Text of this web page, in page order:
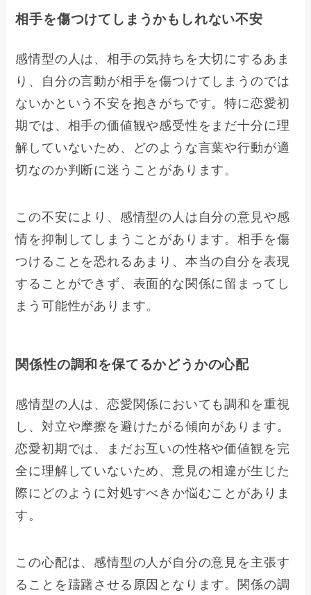
相手を傷つけてしまうかもしれない不安
感情型の人は、相手の気持ちを大切にするあま
り、自分の言動が相手を傷つけてしまうのでは
ないかという不安を抱きがちです。特に恋愛初
期では、相手の価値観や感受性をまだ十分に理
解していないため、どのような言葉や行動が適
切なのか判断に迷うことがあります。
この不安により、感情型の人は自分の意見や感
情を抑制してしまうことがあります。相手を傷
つけることを恐れるあまり、本当の自分を表現
することができず、表面的な関係に留まってし
まう可能性があります。
関係性の調和を保てるかどうかの心配
感情型の人は、恋愛関係においても調和を重視
し、対立や摩擦を避けたがる傾向があります。
恋愛初期では、まだお互いの性格や価値観を完
全に理解していないため、意見の相違が生じた
際にどのように対処すべきか悩むことがありま
す。
この心配は、感情型の人が自分の意見を主張す
ることを躊躇させる原因となります。関係の調